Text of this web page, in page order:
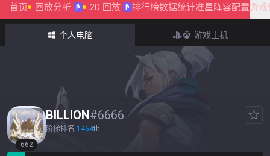
首页 回放分析 β 2D 回放 β 排行榜数据统计准星 阵容配置游戏
个人电脑 游戏主机
662
BILLION#6666
阶梯排名 1464th